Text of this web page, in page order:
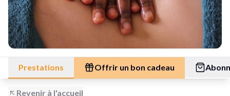
Prestations Offrir un bon cadeau
Revenir à l'accueil